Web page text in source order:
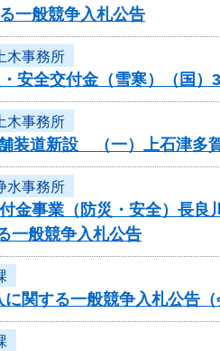
一般競争入札公告
木事務所
安全交付金（雪寒）（国
木事務所
装道新設 （一）上石津
水事務所
事業（防災・安全）長良
一般競争入札公告
関する一般競争入札公告（